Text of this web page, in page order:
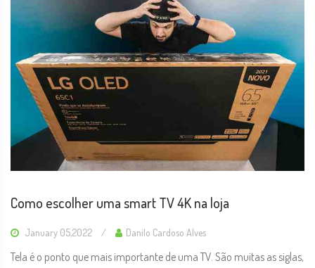
Como escolher uma smart TV 4K na loja
January 05,2022 Danilo Cardoso Alves
Tela é o ponto que mais importante de uma TV. São muitas as siglas,